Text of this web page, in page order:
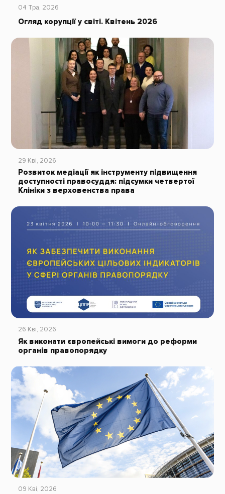
04 Тра, 2026
Огляд корупції у світі. Квітень 2026
29 Кві, 2026
Розвиток медіації як інструменту підвищення
доступності правосуддя: підсумки четвертої
Клініки з верховенства права
26 Кві, 2026
Як виконати європейські вимоги до реформи
органів правопорядку
09 Кві, 2026